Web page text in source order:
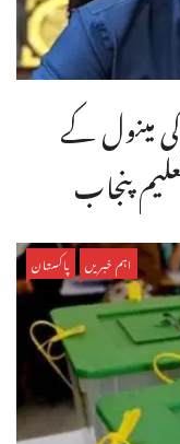
مینول کے
پنجاب
اہم خبریں پاکستان